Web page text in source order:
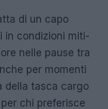
di un capo
in condizioni miti-
nelle pause tra
per momenti
della tasca cargo
chi preferisce